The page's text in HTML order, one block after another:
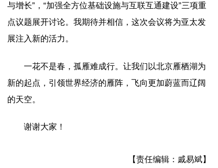
与增长”，“加强全方位基础设施与互联互通建设”三项重
点议题展开讨论。我期待并相信，这次会议将为亚太发
展注入新的活力。
一花不是春，孤雁难成行。让我们以北京雁栖湖为
新的起点，引领世界经济的雁阵，飞向更加蔚蓝而辽阔
的天空。
谢谢大家！
【责任编辑：戚易斌】